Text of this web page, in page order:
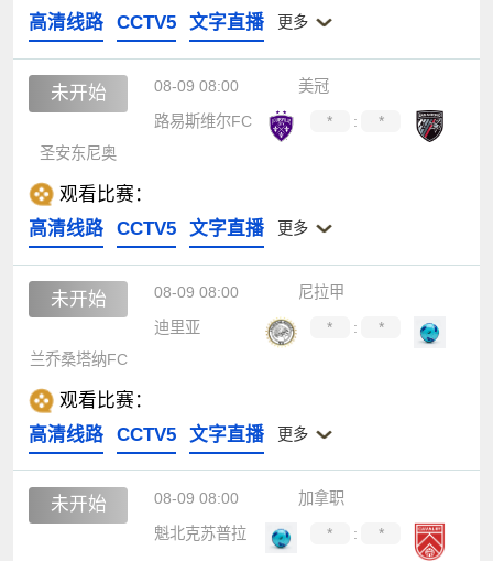
高清线路
CCTV5 文字直播 更多
未开始 08-09 08:00
美冠
路易斯维尔FC
* :
*
圣安东尼奥
观看比赛：
高清线路
CCTV5 文字直播 更多
未开始 08-09 08:00
尼拉甲
迪里亚
* :
*
兰乔桑塔纳FC
观看比赛：
高清线路
CCTV5 文字直播 更多
未开始 08-09 08:00
加拿职
魁北克苏普拉
* : *